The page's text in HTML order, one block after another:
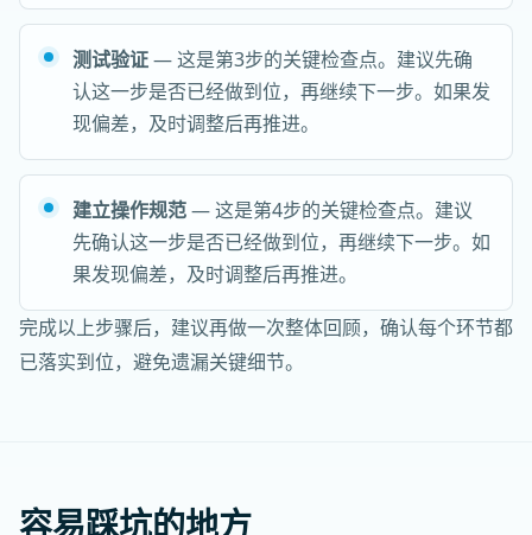
测试验证— 这是第3步的关键检查点。建议先确
认这一步是否已经做到位，再继续下一步。如果发
现偏差，及时调整后再推进。
建立操作规范— 这是第4步的关键检查点。建议
先确认这一步是否已经做到位，再继续下一步。如
果发现偏差，及时调整后再推进。
完成以上步骤后，建议再做一次整体回顾，确认每个环节都
已落实到位，避免遗漏关键细节。
容易踩坑的地方